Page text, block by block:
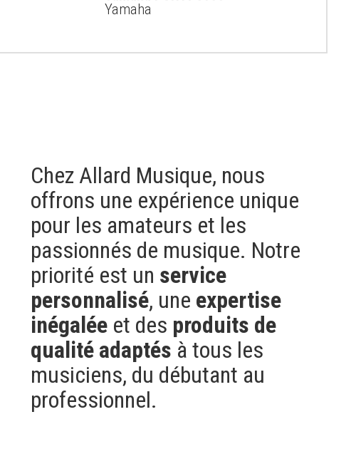
Yamaha
Chez Allard Musique, nous
offrons une expérience unique
pour les amateurs et les
passionnés de musique. Notre
priorité est un service
personnalisé, une expertise
inégaléeet des produits de
qualité adaptés à tous les
musiciens, du débutant au
professionnel.